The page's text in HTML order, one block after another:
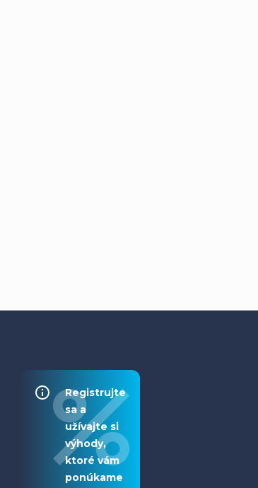
Registrujte
sa a
užívajte si
výhody,
ktoré vám
ponúkame